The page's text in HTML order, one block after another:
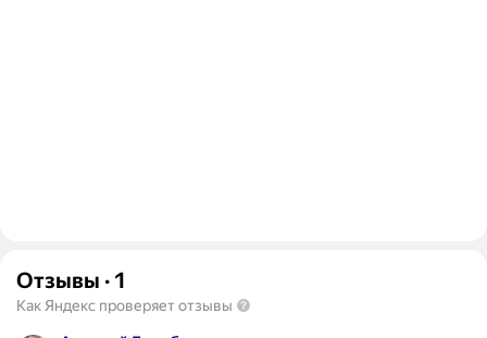
Отзывы · 1
Как Яндекс проверяет отзывы